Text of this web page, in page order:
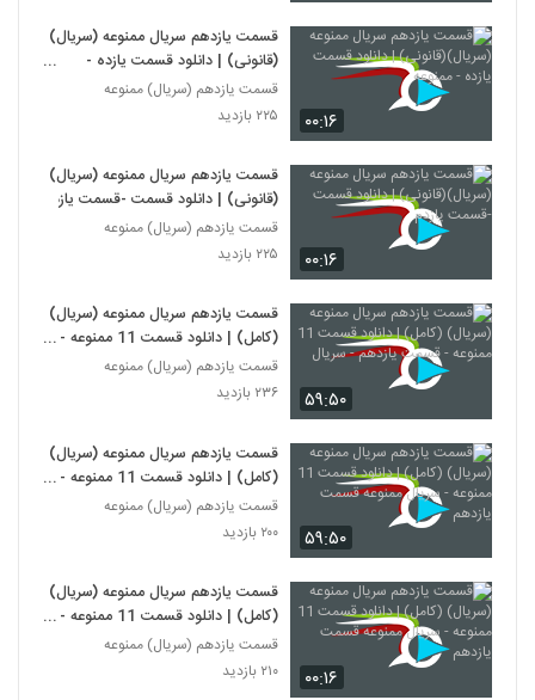
۰۰:۱۶
قسمت یازدهم سریال ممنوعه (سریال)
(قانونی) | دانلود قسمت یازده -
ممنوعه
قسمت یازدهم (سریال) ممنوعه
۲۲۵ بازدید
۰۰:۱۶
قسمت یازدهم سریال ممنوعه (سریال)
(قانونی) | دانلود قسمت -قسمت یازدم
قسمت یازدهم (سریال) ممنوعه
۲۲۵ بازدید
۵۹:۵۰
قسمت یازدهم سریال ممنوعه (سریال)
(کامل) | دانلود قسمت 11 ممنوعه -
قسمت یازدهم - سریال
قسمت یازدهم (سریال) ممنوعه
۲۳۶ بازدید
۵۹:۵۰
قسمت یازدهم سریال ممنوعه (سریال)
(کامل) | دانلود قسمت 11 ممنوعه -
سریال ممنوعه قسمت یازدهم
قسمت یازدهم (سریال) ممنوعه
۲۰۰ بازدید
۰۰:۱۶
قسمت یازدهم سریال ممنوعه (سریال)
(کامل) | دانلود قسمت 11 ممنوعه -
سریال ممنوعه قسمت یازدهم
قسمت یازدهم (سریال) ممنوعه
۲۱۰ بازدید